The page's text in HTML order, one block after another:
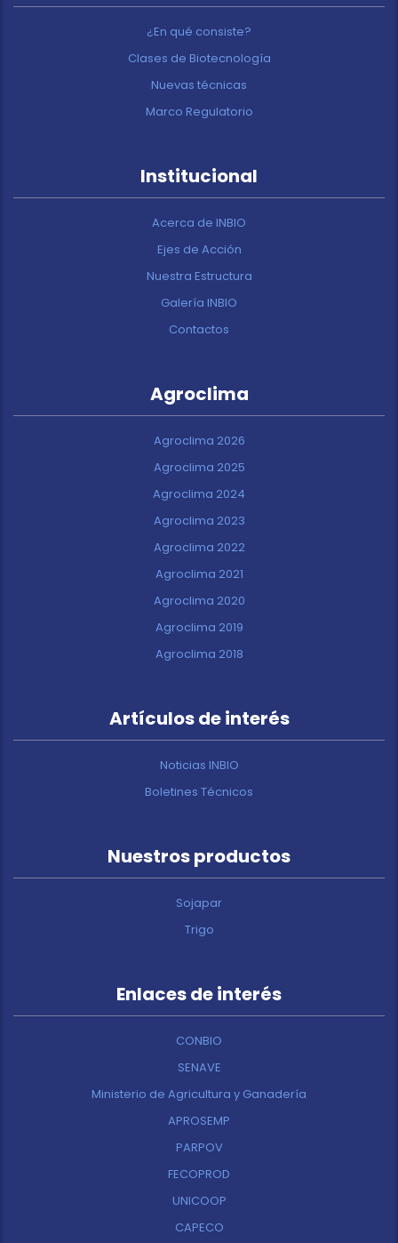
¿En qué consiste?
Clases de Biotecnología
Nuevas técnicas
Marco Regulatorio
Institucional
Acerca de INBIO
Ejes de Acción
Nuestra Estructura
Galería INBIO
Contactos
Agroclima
Agroclima 2026
Agroclima 2025
Agroclima 2024
Agroclima 2023
Agroclima 2022
Agroclima 2021
Agroclima 2020
Agroclima 2019
Agroclima 2018
Artículos de interés
Noticias INBIO
Boletines Técnicos
Nuestros productos
Sojapar
Trigo
Enlaces de interés
CONBIO
SENAVE
Ministerio de Agricultura y Ganadería
APROSEMP
PARPOV
FECOPROD
UNICOOP
CAPECO